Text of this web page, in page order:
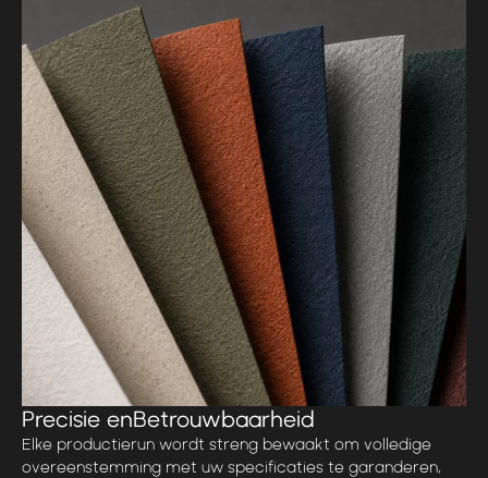
Precisie enBetrouwbaarheid
Elke productierun wordt streng bewaakt om volledige
overeenstemming met uw specificaties te garanderen,